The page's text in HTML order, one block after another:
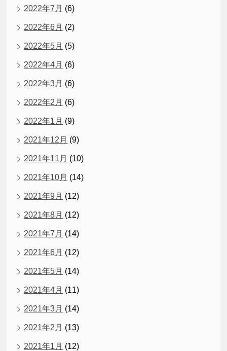
2022年7月 (6)
2022年6月 (2)
2022年5月 (5)
2022年4月 (6)
2022年3月 (6)
2022年2月 (6)
2022年1月 (9)
2021年12月 (9)
2021年11月 (10)
2021年10月 (14)
2021年9月 (12)
2021年8月 (12)
2021年7月 (14)
2021年6月 (12)
2021年5月 (14)
2021年4月 (11)
2021年3月 (14)
2021年2月 (13)
2021年1月 (12)